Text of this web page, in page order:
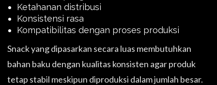
Ketahanan distribusi
Konsistensi rasa
Kompatibilitas dengan proses produksi
Snack yang dipasarkan secara luas membutuhkan
bahan baku dengan kualitas konsisten agar produk
tetap stabil meskipun diproduksi dalam jumlah besar.